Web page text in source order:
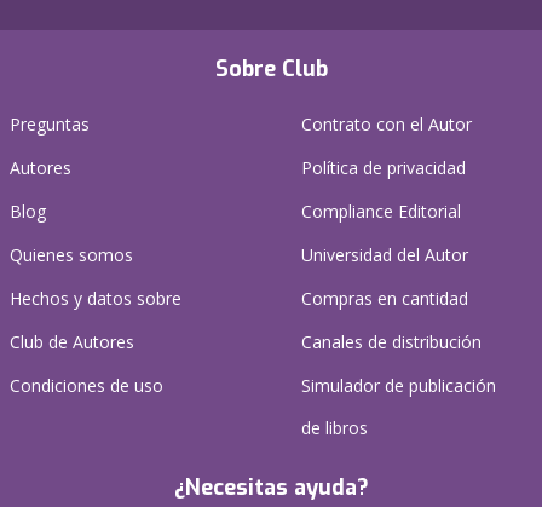
Sobre Club
Preguntas
Autores
Blog
Quienes somos
Hechos y datos sobre
Club de Autores
Condiciones de uso
Contrato con el Autor
Política de privacidad
Compliance Editorial
Universidad del Autor
Compras en cantidad
Canales de distribución
Simulador de publicación
de libros
¿Necesitas ayuda?